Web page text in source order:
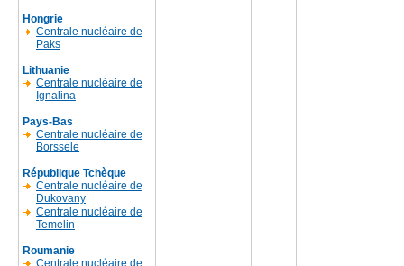
Hongrie
Centrale nucléaire de
Paks
Lithuanie
Centrale nucléaire de
Ignalina
Pays-Bas
Centrale nucléaire de
Borssele
République Tchèque
Centrale nucléaire de
Dukovany
Centrale nucléaire de
Temelin
Roumanie
Centrale nucléaire de